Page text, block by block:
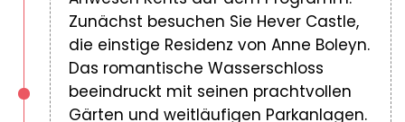
Zunächst besuchen Sie Hever Castle,
die einstige Residenz von Anne Boleyn.
Das romantische Wasserschloss
beeindruckt mit seinen prachtvollen
Gärten und weitläufigen Parkanlagen.